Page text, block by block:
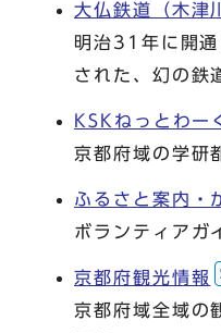
大仏鉄道（木津
明治31年に開
された、幻の鉄
KSKねっとわー
京都府域の学研
ふるさと案内・
ボランティアガ
京都府観光情報
京都府域全域の